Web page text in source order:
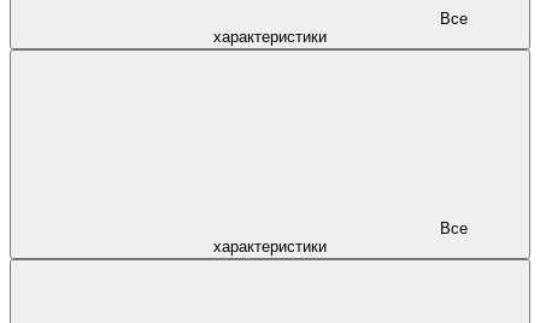
характеристики
характеристики